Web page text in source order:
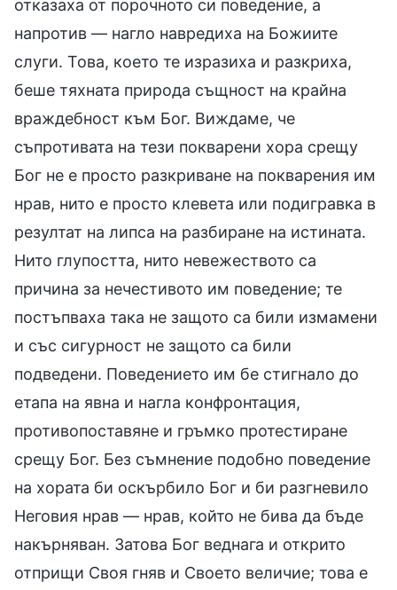
отказаха от порочното си поведение, а
напротив — нагло навредиха на Божиите
слуги. Това, което те изразиха и разкриха,
беше тяхната природа същност на крайна
враждебност към Бог. Виждаме, че
съпротивата на тези покварени хора срещу
Бог не е просто разкриване на покварения им
нрав, нито е просто клевета или подигравка в
резултат на липса на разбиране на истината.
Нито глупостта, нито невежеството са
причина за нечестивото им поведение; те
постъпваха така не защото са били измамени
и със сигурност не защото са били
подведени. Поведението им бе стигнало до
етапа на явна и нагла конфронтация,
противопоставяне и гръмко протестиране
срещу Бог. Без съмнение подобно поведение
на хората би оскърбило Бог и би разгневило
Неговия нрав — нрав, който не бива да бъде
накърняван. Затова Бог веднага и открито
отприщи Своя гняв и Своето величие; това е